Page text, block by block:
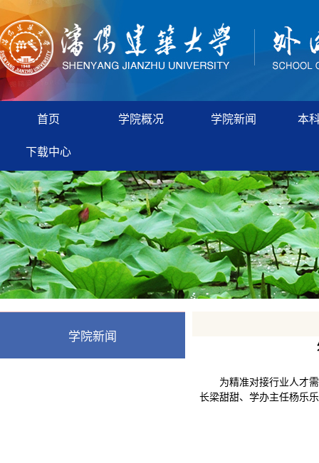
首页 学院概况 学院新闻 本
下载中心
学院新闻
为精准对接行业人才
长梁甜甜、学办主任杨乐